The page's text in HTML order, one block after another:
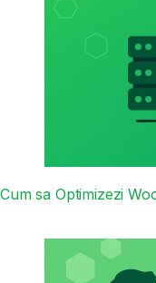
Cum sa Optimizezi